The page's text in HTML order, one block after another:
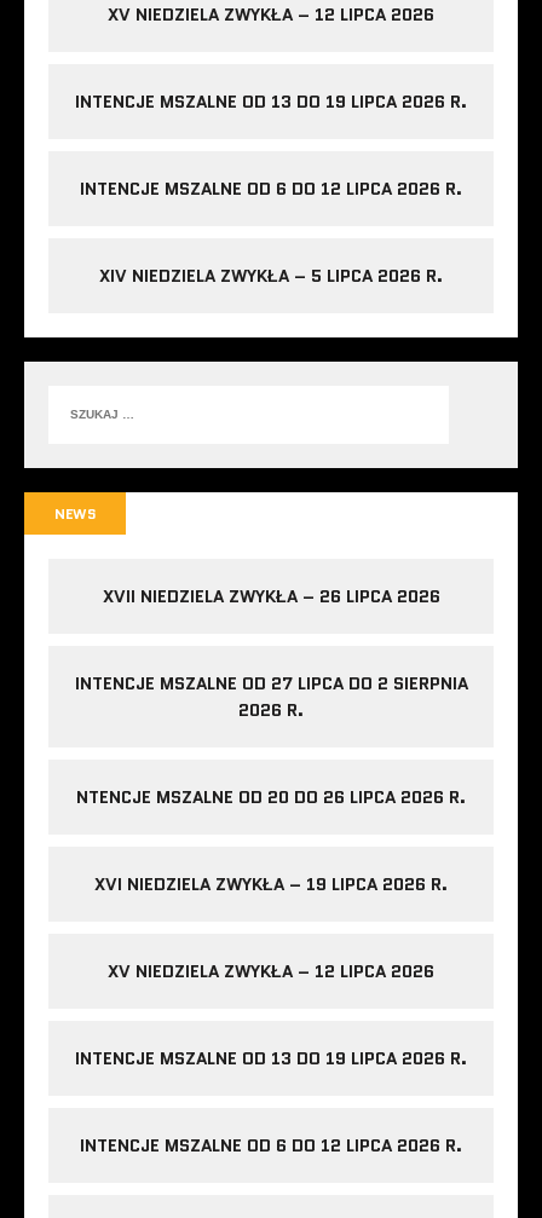
XV NIEDZIELA ZWYKŁA – 12 LIPCA 2026
INTENCJE MSZALNE OD 13 DO 19 LIPCA 2026 R.
INTENCJE MSZALNE OD 6 DO 12 LIPCA 2026 R.
XIV NIEDZIELA ZWYKŁA – 5 LIPCA 2026 R.
NEWS
XVII NIEDZIELA ZWYKŁA – 26 LIPCA 2026
INTENCJE MSZALNE OD 27 LIPCA DO 2 SIERPNIA
2026 R.
NTENCJE MSZALNE OD 20 DO 26 LIPCA 2026 R.
XVI NIEDZIELA ZWYKŁA – 19 LIPCA 2026 R.
XV NIEDZIELA ZWYKŁA – 12 LIPCA 2026
INTENCJE MSZALNE OD 13 DO 19 LIPCA 2026 R.
INTENCJE MSZALNE OD 6 DO 12 LIPCA 2026 R.